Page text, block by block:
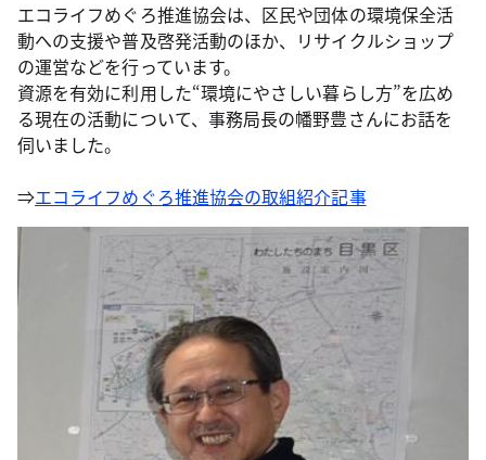
エコライフめぐろ推進協会は、区民や団体の環境保全活
動への支援や普及啓発活動のほか、リサイクルショップ
の運営などを行っています。
資源を有効に利用した“環境にやさしい暮らし方”を広め
る現在の活動について、事務局長の幡野豊さんにお話を
伺いました。
⇒エコライフめぐろ推進協会の取組紹介記事